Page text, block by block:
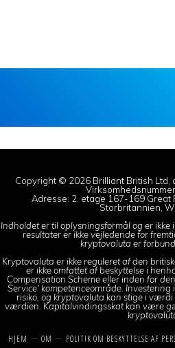
Copyright © 2026 Brilliant British Ltd,
Adresse: 2. etage 167-169 Great
Storbritannien,
Indholdet er til oplysningsformål og er
resultater er ikke vejledende for
kryptovaluta er
Kryptovaluta er ikke reguleret af den
er ikke omfattet af beskyttelse i
Compensation Scheme eller inden for
Service' kompetenceområde.
risiko, og kryptovaluta kan stige i værdi
værdien. Kapitalvindingsskat kan være
HJEM OM POLITIK OM BESKYTTELSE AF